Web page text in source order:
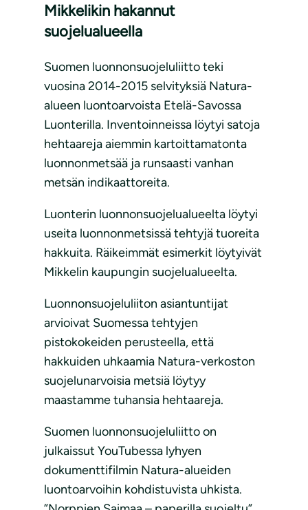
Mikkelikin hakannut
suojelualueella
Suomen luonnonsuojeluliitto teki
vuosina 2014-2015 selvityksiä Natura-
alueen luontoarvoista Etelä-Savossa
Luonterilla. Inventoinneissa löytyi satoja
hehtaareja aiemmin kartoittamatonta
luonnonmetsää ja runsaasti vanhan
metsän indikaattoreita.
Luonterin luonnonsuojelualueelta löytyi
useita luonnonmetsissä tehtyjä tuoreita
hakkuita. Räikeimmät esimerkit löytyivät
Mikkelin kaupungin suojelualueelta.
Luonnonsuojeluliiton asiantuntijat
arvioivat Suomessa tehtyjen
pistokokeiden perusteella, että
hakkuiden uhkaamia Natura-verkoston
suojelunarvoisia metsiä löytyy
maastamme tuhansia hehtaareja.
Suomen luonnonsuojeluliitto on
julkaissut YouTubessa lyhyen
dokumenttifilmin Natura-alueiden
luontoarvoihin kohdistuvista uhkista.